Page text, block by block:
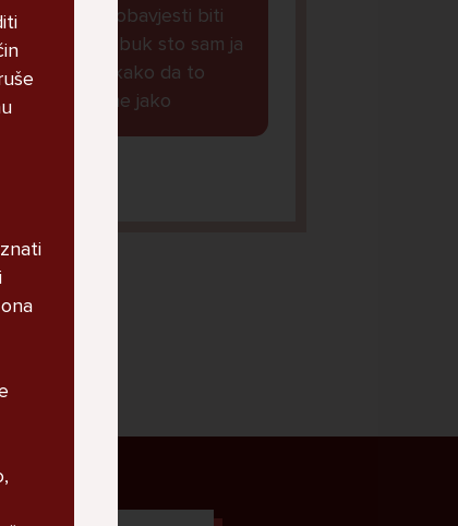
i da ce ove obavjesti biti
na fejzbuk sto sam ja
i neznam kako da to
strah me jako
11